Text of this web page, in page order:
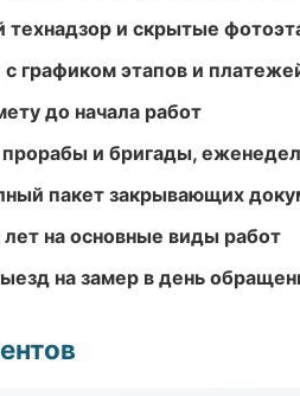
технадзор и скрытые
графиком этапов и
до начала работ
и бригады,
пакет закрывающих
лет на основные виды работ
на замер в день